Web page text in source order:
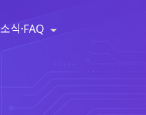
소식·FAQ